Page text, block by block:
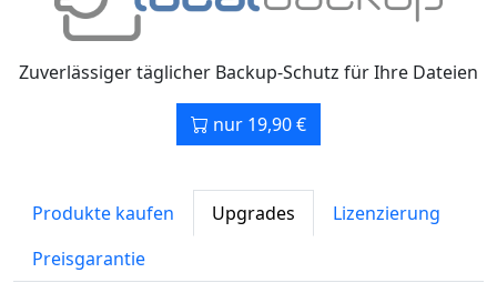
Zuverlässiger täglicher Backup-Schutz für Ihre Dateien
nur 19,90 €
Produkte kaufen Upgrades
Lizenzierung
Preisgarantie